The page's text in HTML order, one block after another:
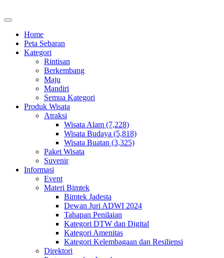
Home
Peta Sebaran
Kategori
Rintisan
Berkembang
Maju
Mandiri
Semua Kategori
Produk Wisata
Atraksi
Wisata Alam (7,228)
Wisata Budaya (5,818)
Wisata Buatan (3,325)
Paket Wisata
Suvenir
Informasi
Event
Materi Bimtek
Bimtek Jadesta
Dewan Juri ADWI 2024
Tahapan Penilaian
Kategori DTW dan Digital
Kategori Amenitas
Kategori Kelembagaan dan Resiliensi
Direktori